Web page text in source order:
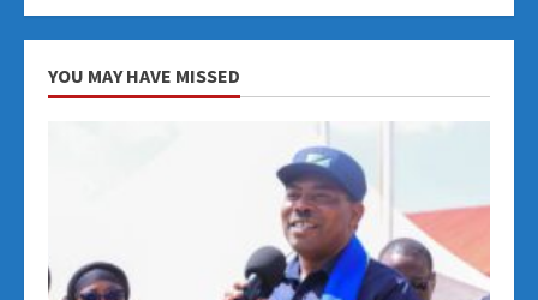
YOU MAY HAVE MISSED